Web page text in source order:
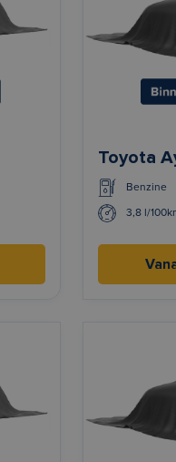
Toyota
Benzine
3,8 l/